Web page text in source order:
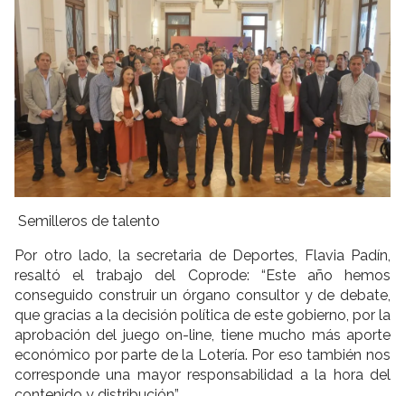
Semilleros de talento
Por otro lado, la secretaria de Deportes, Flavia Padín,
resaltó el trabajo del Coprode: “Este año hemos
conseguido construir un órgano consultor y de debate,
que gracias a la decisión política de este gobierno, por la
aprobación del juego on-line, tiene mucho más aporte
económico por parte de la Lotería. Por eso también nos
corresponde una mayor responsabilidad a la hora del